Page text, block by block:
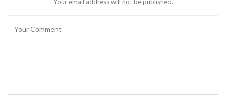
Your email address will not be published.